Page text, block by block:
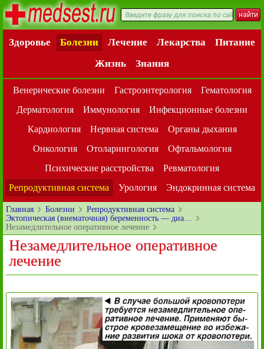
Здоровье Болезни Лечение Лекарства
Питание
Жизнь
Знания
Венерические болезни Гастроэнтерология
Гематология
Дерматология
Иммунология
Инфекционные болезни
Кардиология
Нервная система
Органы дыхания
Онкология
Отоларингология
Офтальмология
Психические расстройства
Ревматология
Репродуктивная система
Урология Эндокринная система
Главная Болезни
Репродуктивная система
Эктопическая (внематочная) беременность — диа…
Незамедлительное оперативное лечение
Незамедлительное оперативное
лечение